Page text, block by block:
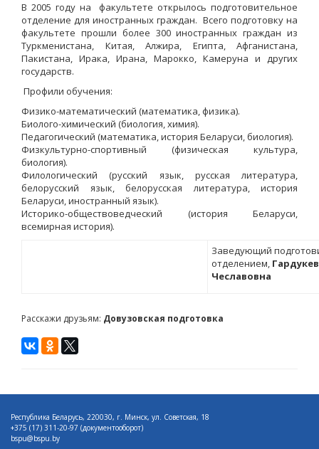
В 2005 году на факультете открылось подготовительное
отделение для иностранных граждан. Всего подготовку на
факультете прошли более 300 иностранных граждан из
Туркменистана, Китая, Алжира, Египта, Афганистана,
Пакистана, Ирака, Ирана, Марокко, Камеруна и других
государств.
Профили обучения:
Физико-математический (математика, физика).
Биолого-химический (биология, химия).
Педагогический (математика, история Беларуси, биология).
Физкультурно-спортивный (физическая культура,
биология).
Филологический (русский язык, русская литература,
белорусский язык, белорусская литература, история
Беларуси, иностранный язык).
Историко-обществоведческий (история Беларуси,
всемирная история).
Заведующий
отделением,
Чеславовна
Расскажи друзьям: Довузовская подготовка
Республика Беларусь, 220030, г. Минск, ул. Советская, 18
+375 (17) 311-20-97 (документооборот)
bspu@bspu.by